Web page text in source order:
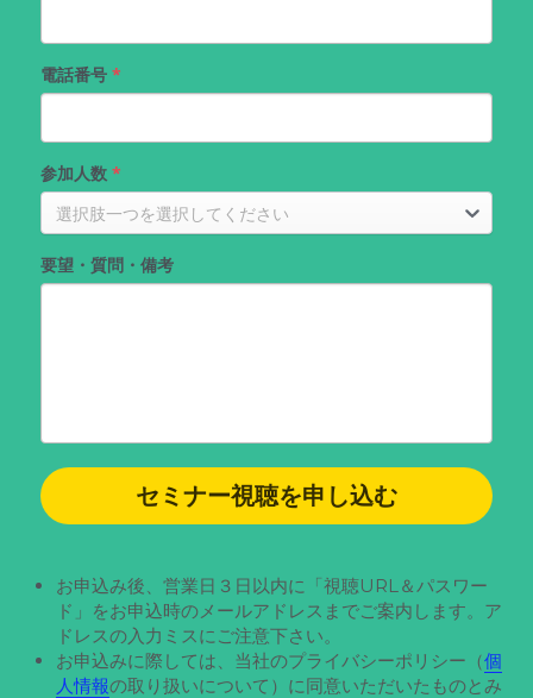
電話番号*
参加人数*
選択肢一つを選択してください
要望・質問・備考
セミナー視聴を申し込む
お申込み後、営業日３日以内に「視聴URL＆パスワー
ド」をお申込時のメールアドレスまでご案内します。ア
ドレスの入力ミスにご注意下さい。
お申込みに際しては、当社のプライバシーポリシー（個
人情報の取り扱いについて）に同意いただいたものとみ